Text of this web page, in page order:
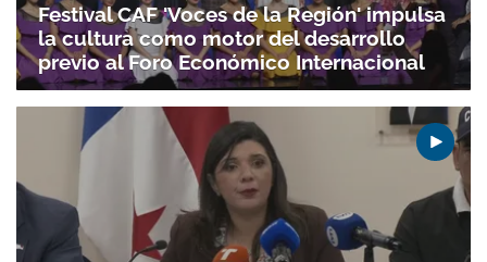
Festival CAF 'Voces de la Región' impulsa
la cultura como motor del desarrollo
previo al Foro Económico Internacional